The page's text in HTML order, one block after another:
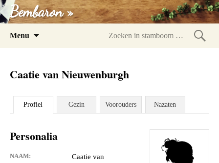
Bembaron »
Menu
Caatie van Nieuwenburgh
Profiel Gezin Voorouders Nazaten
Personalia
NAAM:
Caatie van